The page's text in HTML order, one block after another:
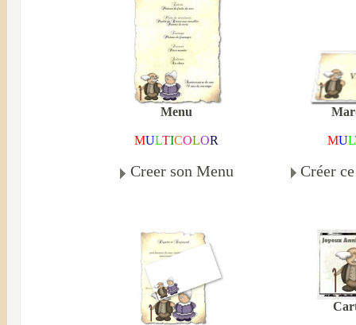
Menu
MULTICOLOR
Creer son Menu
MUL
Créer